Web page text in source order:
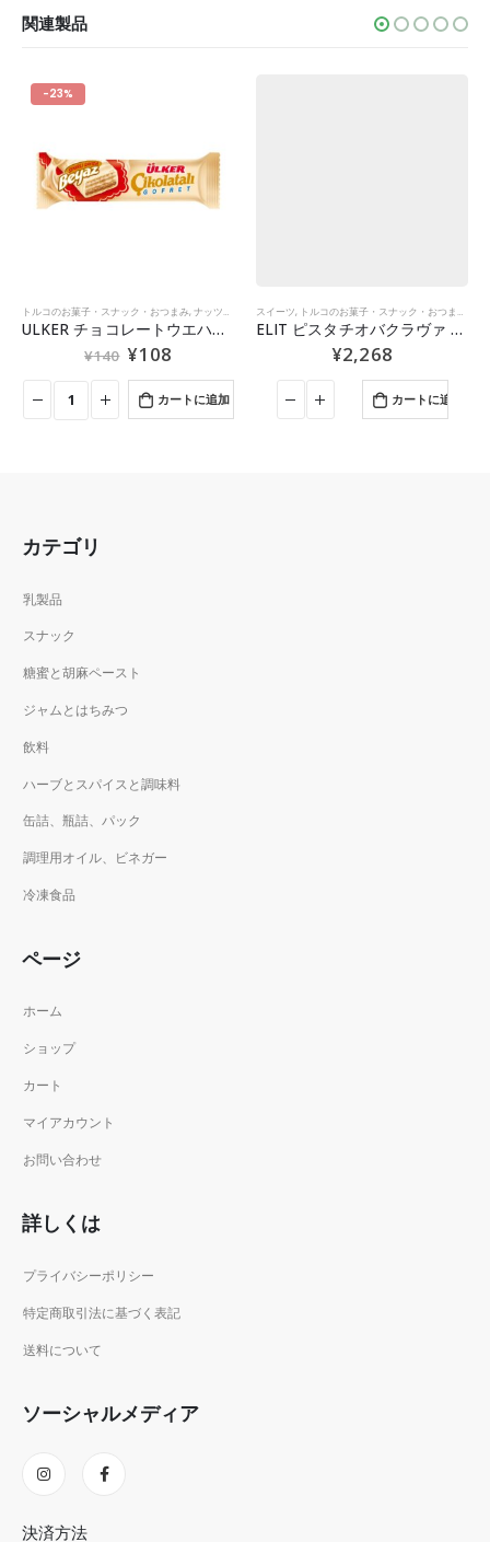
関連製品
-23%
トルコのお菓子・スナック・おつまみ,ナッツとお菓子 , 新商品
ULKER チョコレートウエハース ホワイト 35g
¥140 ¥108
カートに追加
スイーツ, トルコのお菓子・スナック・おつまみ
ELIT ピスタチオバクラヴァ 15個入り
¥2,268
カートに追加
カテゴリ
乳製品
スナック
糖蜜と胡麻ペースト
ジャムとはちみつ
飲料
ハーブとスパイスと調味料
缶詰、瓶詰、パック
調理用オイル、ビネガー
冷凍食品
ページ
ホーム
ショップ
カート
マイアカウント
お問い合わせ
詳しくは
プライバシーポリシー
特定商取引法に基づく表記
送料について
ソーシャルメディア
決済方法